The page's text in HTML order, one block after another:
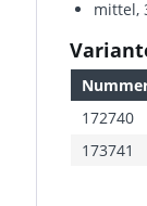
mittel,
172740
173741